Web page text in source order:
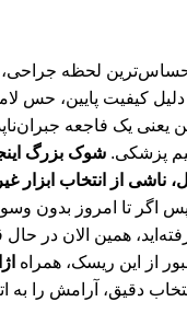
حساس‌ترین لحظه
دلیل کیفیت پایین، حس
یعنی یک فاجعه
پزشکی.
از انتخاب ابزار
پس اگر تا امروز بدون
همین الان در حال
از این ریسک، همراه
دقیق، آرامش را به